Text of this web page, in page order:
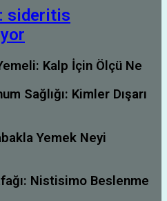
sideritis
Kalp İçin Ölçü Ne
Sağlığı: Kimler Dışarı
Yemek Neyi
Nistisimo Beslenme